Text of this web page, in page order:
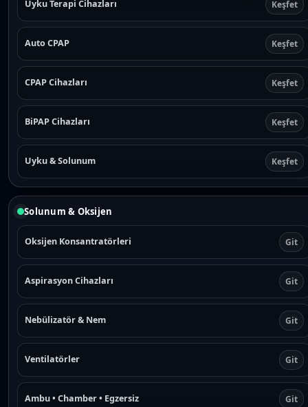
Uyku Terapi Cihazları Keşfet
Auto CPAP Keşfet
CPAP Cihazları Keşfet
BiPAP Cihazları Keşfet
Uyku & Solunum Keşfet
Solunum & Oksijen
Oksijen Konsantratörleri Git
Aspirasyon Cihazları Git
Nebülizatör & Nem Git
Ventilatörler Git
Ambu • Chamber • Egzersiz Git